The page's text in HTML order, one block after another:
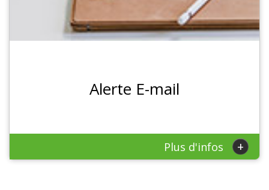
Alerte E-mail
Plus d'infos +